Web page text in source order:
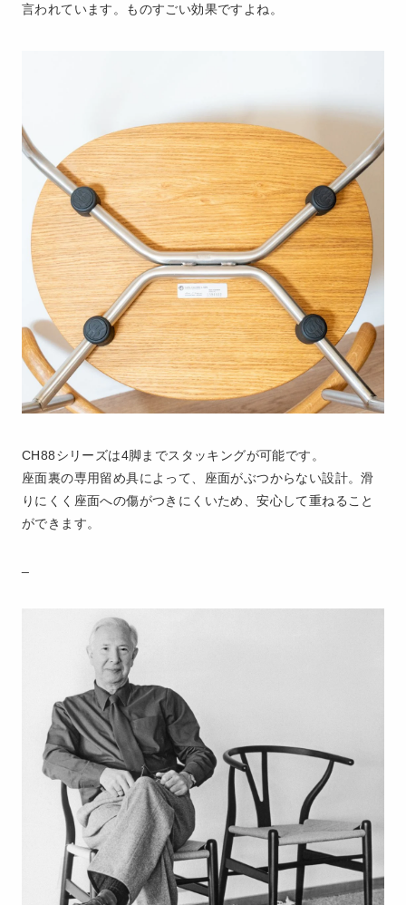
言われています。ものすごい効果ですよね。
CH88シリーズは4脚までスタッキングが可能です。
座面裏の専用留め具によって、座面がぶつからない設計。滑
りにくく座面への傷がつきにくいため、安心して重ねること
ができます。